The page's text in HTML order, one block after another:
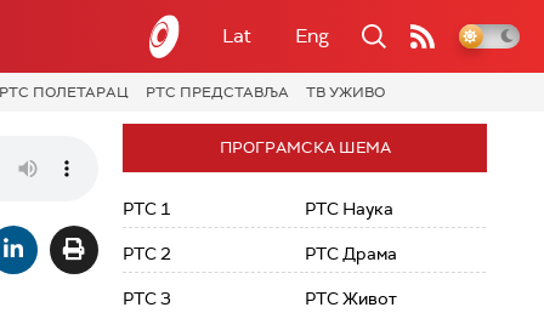
Lat Eng
РТС ПОЛЕТАРАЦ РТС ПРЕДСТАВЉА ТВ УЖИВО
ПРОГРАМСКА ШЕМА
РТС 1
РТС 2
РТС 3
РТС Наука
РТС Драма
РТС Живот